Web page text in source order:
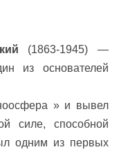
(1863-1945) —
из основателей
» и вывел
силе, способной
одним из первых